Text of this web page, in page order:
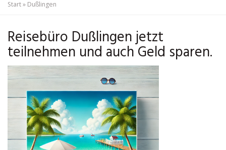
Start» Dußlingen
Reisebüro Dußlingen jetzt
teilnehmen und auch Geld sparen.